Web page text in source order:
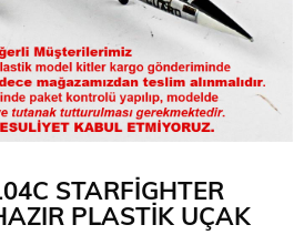
STARFIGHTER
PLASTIK UÇAK